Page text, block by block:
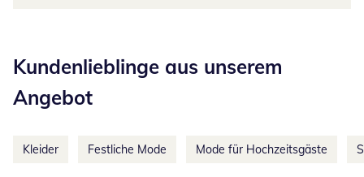
Kundenlieblinge aus unserem
Angebot
Kleider Festliche Mode Mode für Hochzeitsgäste